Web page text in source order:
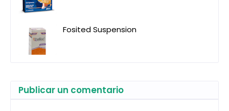
Fosited Suspension
Publicar un comentario